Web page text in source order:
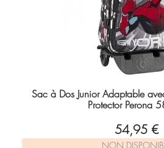
Sac à Dos Junior Adaptable
Protector Perona
54,95 €
NON